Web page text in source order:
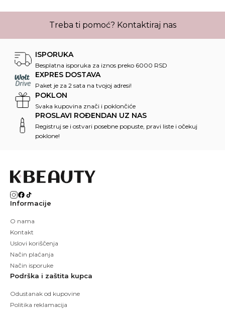
Treba ti pomoć? Kontaktiraj nas
ISPORUKA
Besplatna isporuka za iznos preko 6000 RSD
EXPRES DOSTAVA
Paket je za 2 sata na tvojoj adresi!
POKLON
Svaka kupovina znači i poklončiće
PROSLAVI ROĐENDAN UZ NAS
Registruj se i ostvari posebne popuste, pravi liste i očekuj
poklone!
Informacije
O nama
Kontakt
Uslovi koriščenja
Način plaćanja
Način isporuke
Podrška i zaštita kupca
Odustanak od kupovine
Politika reklamacija